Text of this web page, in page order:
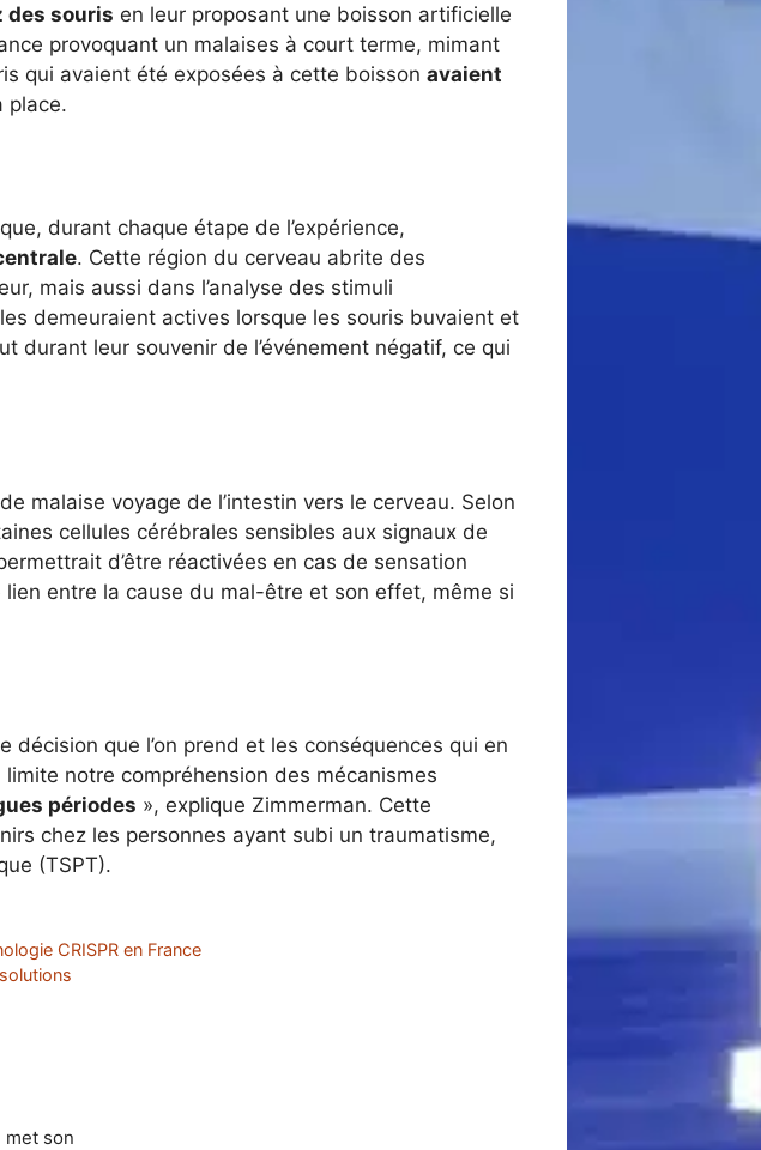
des souris en leur proposant une boisson artificielle
provoquant un malaises à court terme, mimant
qui avaient été exposées à cette boisson avaient
place.
durant chaque étape de l’expérience,
. Cette région du cerveau abrite des
mais aussi dans l’analyse des stimuli
demeuraient actives lorsque les souris buvaient et
durant leur souvenir de l’événement négatif, ce qui
malaise voyage de l’intestin vers le cerveau. Selon
cellules cérébrales sensibles aux signaux de
d’être réactivées en cas de sensation
entre la cause du mal-être et son effet, même si
que l’on prend et les conséquences qui en
notre compréhension des mécanismes
périodes », explique Zimmerman. Cette
chez les personnes ayant subi un traumatisme,
(TSPT).
CRISPR en France
met son